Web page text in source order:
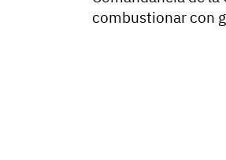
combustionar con